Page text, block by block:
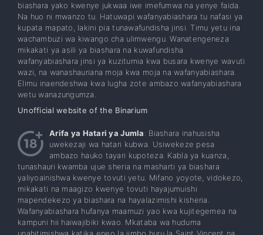
biashara yako kwenye jukwaa iwe imefumwa na yenye faida.
Na huo ni mwanzo tu. Hatuwapi wafanyabiashara tu nafasi ya
kupata mapato, lakini pia tunawafundisha jinsi. Timu yetu ina
wachambuzi wa kiwango cha ulimwengu. Wanatengeneza
mikakati ya asili ya biashara na kuwafundisha
wafanyabiashara jinsi ya kuzitumia kwa busara kwenye wavuti
wazi, na wanashauriana moja kwa moja na wafanyabiashara.
Elimu inaendeshwa kwa lugha zote ambazo wafanyabiashara
wetu wanazungumza.
Unofficial website of the Binarium
Arifa ya Hatari ya Jumla: Biashara inahusisha
uwekezaji wa hatari kubwa. Usiwekeze pesa
ambazo hauko tayari kupoteza. Kabla ya kuanza,
tunashauri kwamba ujue sheria na masharti ya biashara
yaliyoainishwa kwenye tovuti yetu. Mifano yoyote, vidokezo,
mikakati na maagizo kwenye tovuti hayajumuishi
mapendekezo ya biashara na hayalazimishi kisheria.
Wafanyabiashara hufanya maamuzi yao kwa kujitegemea na
kampuni hii haiwajibiki kwao. Mkataba wa huduma